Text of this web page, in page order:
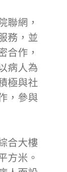
聯網，
務，並
合作，
病人為
極與社
，參與
合大樓
方米。